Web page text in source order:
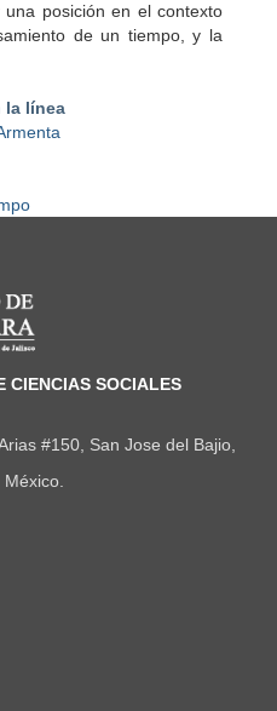
posición en el contexto
de un tiempo, y la
la línea
CIENCIAS SOCIALES
#150, San Jose del Bajio,
México.